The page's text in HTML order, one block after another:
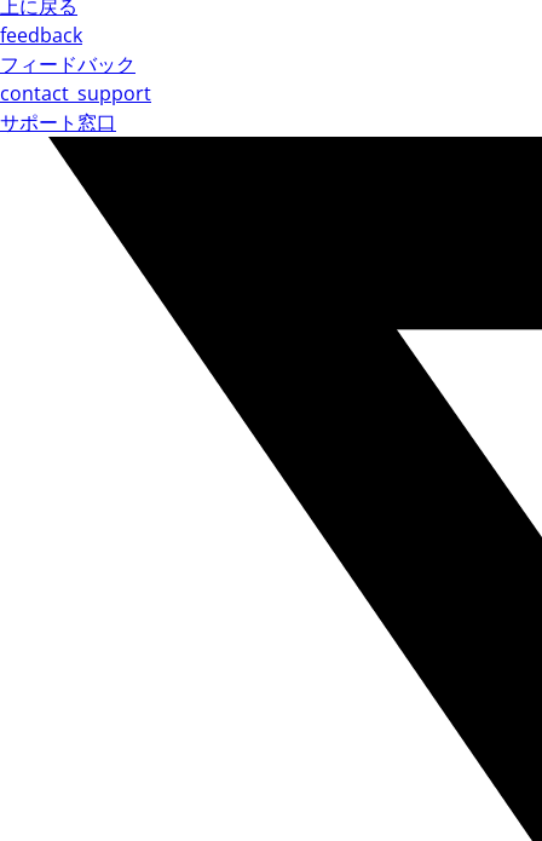
上に戻る
feedback
フィードバック
contact_support
サポート窓口